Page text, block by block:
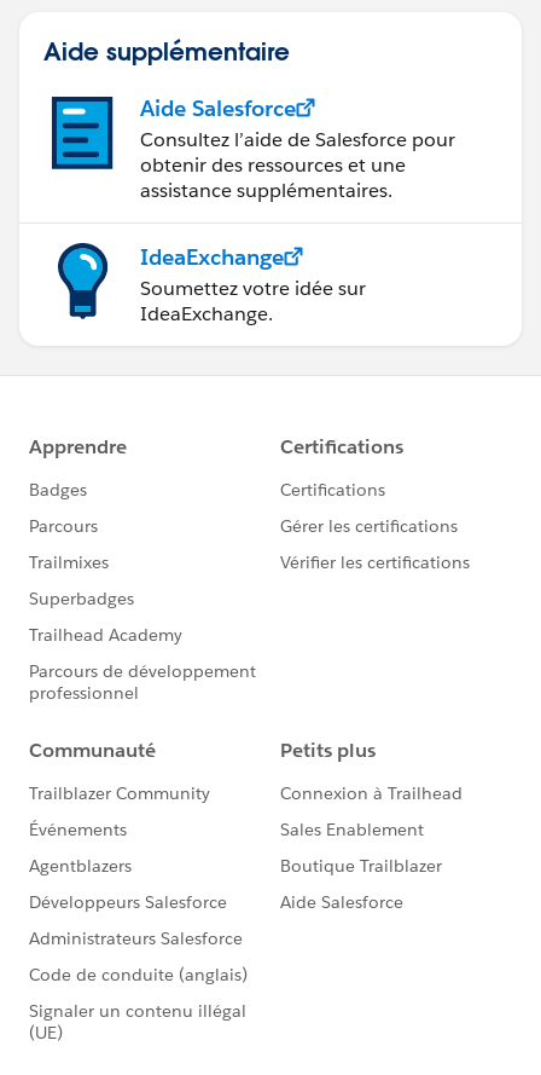
Aide supplémentaire
Aide Salesforce
Consultez l’aide de Salesforce pour
obtenir des ressources et une
assistance supplémentaires.
IdeaExchange
Soumettez votre idée sur
IdeaExchange.